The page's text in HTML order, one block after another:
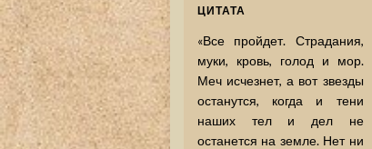
ЦИТАТА
«Все пройдет. Страдания,
муки, кровь, голод и мор.
Меч исчезнет, а вот звезды
останутся, когда и тени
наших тел и дел не
останется на земле. Нет ни